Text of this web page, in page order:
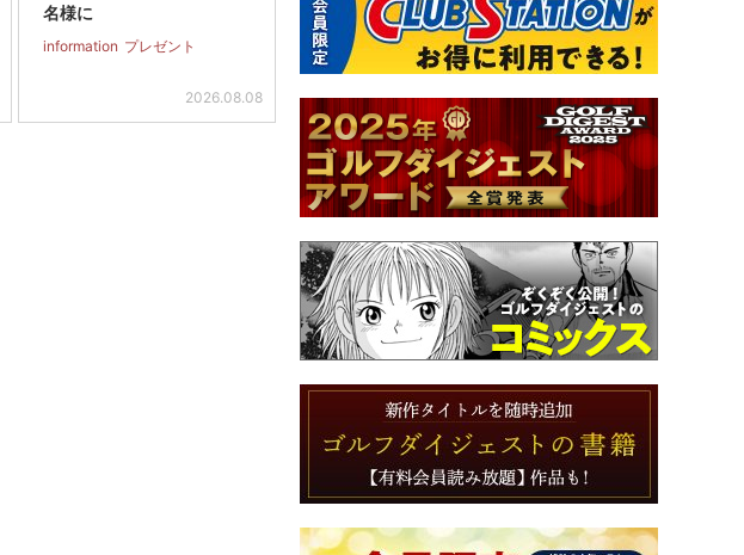
名様に
information プレゼント
2026.08.08